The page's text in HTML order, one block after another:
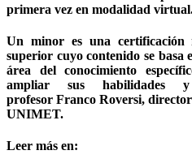
primera vez en modalidad
Un minor es una certificación
superior cuyo contenido se basa
área del conocimiento
ampliar sus habilidades
profesor Franco Roversi,
UNIMET.
Leer más en: